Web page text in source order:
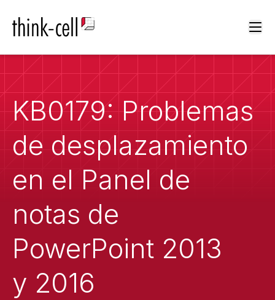
KB0179: Problemas
de desplazamiento
en el Panel de
notas de
PowerPoint 2013
y 2016